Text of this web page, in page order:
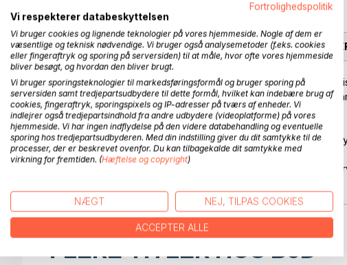
BESKRIVELSE
A tennis match is an amazing journey where the
focus, agility, training and so on can provide a certain
put, whoever gets the most balls inside the court wins.
Tennis is a frustrating, challenging, exhausting,
Whether you are a fan, sports fanatic, casual player,
FORFATTER PRESSEN
FLERE TITLER HOSBoD
Fortrolighedspolitik
Vi respekterer databeskyttelsen
Vi bruger cookies og lignende teknologier på vores hjemmeside. Nogle af dem er
væsentlige og teknisk nødvendige. Vi bruger også analysemetoder (f.eks. cookies
eller fingeraftryk og sporing på serversiden) til at måle, hvor ofte vores hjemmeside
bliver besøgt, og hvordan den bliver brugt.
Vi bruger sporingsteknologier til markedsføringsformål og bruger sporing på
serversiden samt tredjepartsudbydere til dette formål, hvilket kan indebære brug af
cookies, fingeraftryk, sporingspixels og IP-adresser på tværs af enheder. Vi
indlejrer også tredjepartsindhold fra andre udbydere (videoplatforme) på vores
hjemmeside. Vi har ingen indflydelse på den videre databehandling og eventuelle
sporing hos tredjepartsudbyderen. Med din indstilling giver du dit samtykke til de
processer, der er beskrevet ovenfor. Du kan tilbagekalde dit samtykke med
virkning for fremtiden. (Hæftelse og copyright)
NÆGT NEJ, TILPAS COOKIES
ACCEPTER ALLE